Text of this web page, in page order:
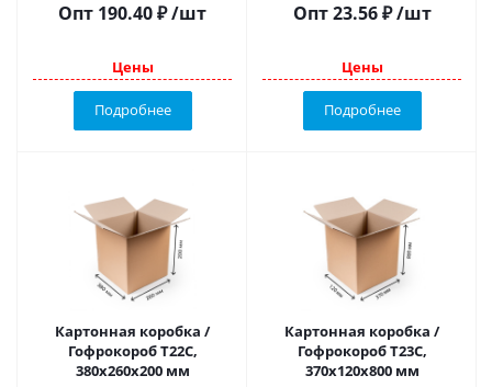
Опт 190.40₽/шт
Цены
Подробнее
Опт23.56 ₽ /шт
Цены
Подробнее
Картонная коробка /
Гофрокороб Т22C,
380х260х200 мм
Картонная коробка /
Гофрокороб Т23С,
370х120х800 мм